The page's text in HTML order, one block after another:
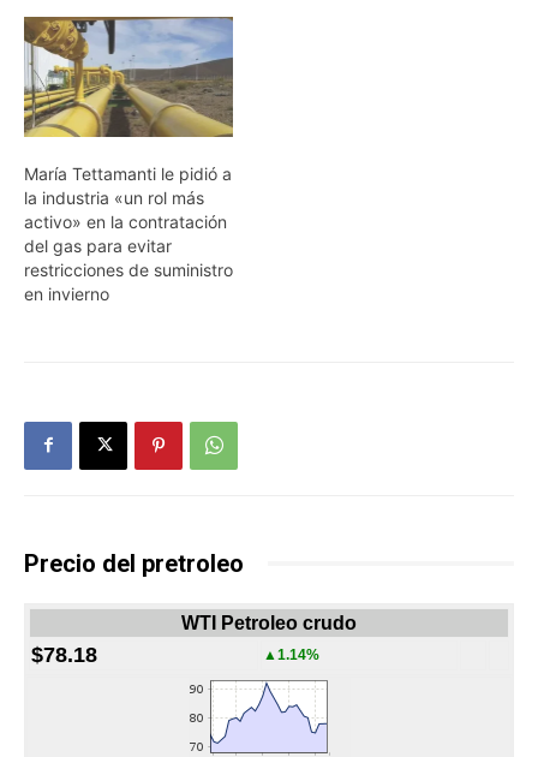
María Tettamanti le pidió a
la industria «un rol más
activo» en la contratación
del gas para evitar
restricciones de suministro
en invierno
Precio del pretroleo
WTI Petroleo crudo
$78.18 ▲1.14%